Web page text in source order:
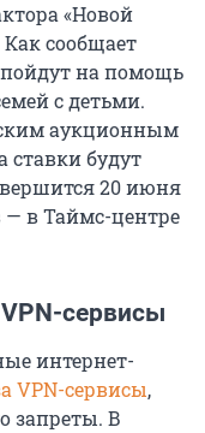
«Новой
сообщает
на помощь
с детьми.
аукционным
ставки будут
20 июня
в Таймс-центре
сервисы
интернет-
VPN-сервисы,
запреты. В